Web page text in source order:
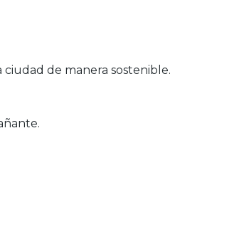
de manera sostenible.